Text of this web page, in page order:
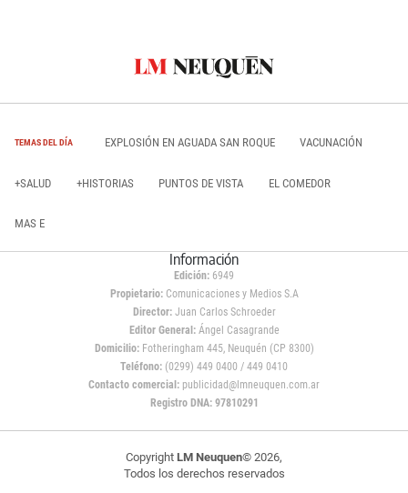
TEMAS DEL DÍA EXPLOSIÓN EN AGUADA SAN ROQUE VACUNACIÓN
+SALUD +HISTORIAS PUNTOS DE VISTA EL COMEDOR
MAS E
Información
Edición: 6949
Propietario:Comunicaciones y Medios S.A
Director: Juan Carlos Schroeder
Editor General:Ángel Casagrande
Domicilio:Fotheringham 445, Neuquén (CP 8300)
Teléfono: (0299) 449 0400 / 449 0410
Contacto comercial: publicidad@lmneuquen.com.ar
Registro DNA: 97810291
Copyright LM Neuquen© 2026,
Todos los derechos reservados